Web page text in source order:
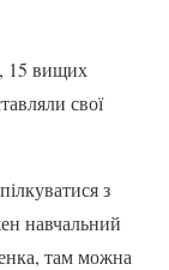
15 вищих
свої
з
навчальний
там можна